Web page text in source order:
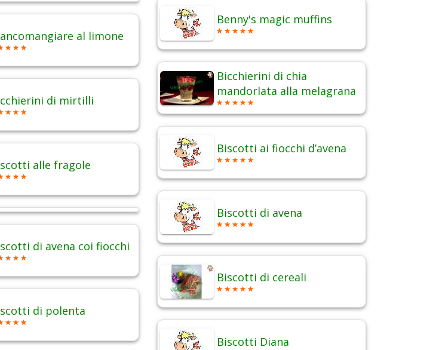
Benny's magic muffins
al limone
Bicchierini di chia
mandorlata alla melagrana
di mirtilli
Biscotti ai fiocchi d’avena
alle fragole
Biscotti di avena
di avena coi fiocchi
Biscotti di cereali
di polenta
Biscotti Diana